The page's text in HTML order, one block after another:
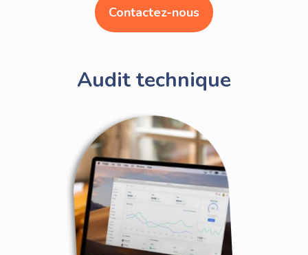
Contactez-nous
Audit technique